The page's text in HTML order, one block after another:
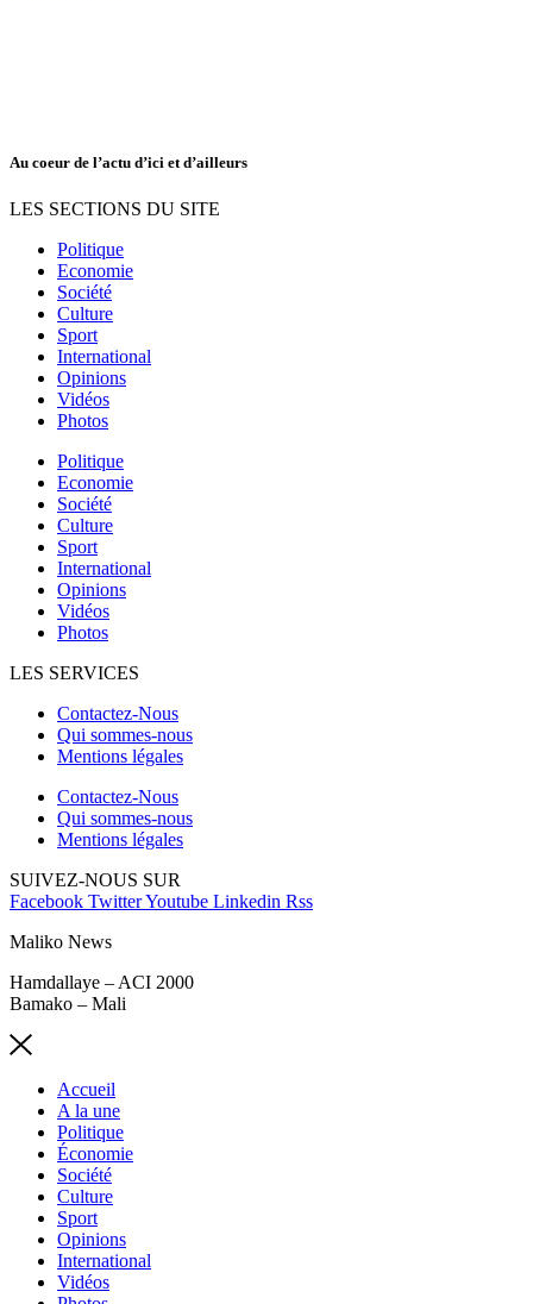
Au coeur de l’actu d’ici et d’ailleurs
LES SECTIONS DU SITE
Politique
Economie
Société
Culture
Sport
International
Opinions
Vidéos
Photos
Politique
Economie
Société
Culture
Sport
International
Opinions
Vidéos
Photos
LES SERVICES
Contactez-Nous
Qui sommes-nous
Mentions légales
Contactez-Nous
Qui sommes-nous
Mentions légales
SUIVEZ-NOUS SUR
Facebook TwitterYoutube Linkedin Rss
Maliko News
Hamdallaye – ACI 2000
Bamako – Mali
Accueil
A la une
Politique
Économie
Société
Culture
Sport
Opinions
International
Vidéos